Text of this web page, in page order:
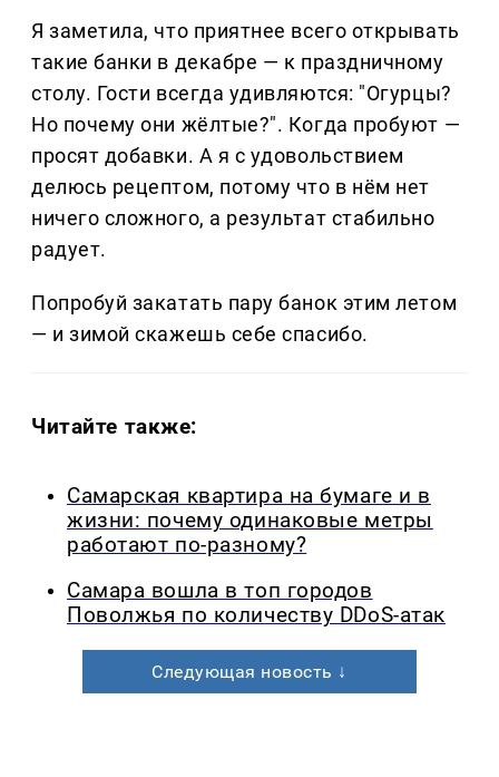
Я заметила, что приятнее всего открывать
такие банки в декабре — к праздничному
столу. Гости всегда удивляются: "Огурцы?
Но почему они жёлтые?". Когда пробуют —
просят добавки. А я с удовольствием
делюсь рецептом, потому что в нём нет
ничего сложного, а результат стабильно
радует.
Попробуй закатать пару банок этим летом
— и зимой скажешь себе спасибо.
Читайте также:
Самарская квартира на бумаге и в
жизни: почему одинаковые метры
работают по-разному?
Самара вошла в топ городов
Поволжья по количеству DDoS-атак
Следующая новость ↓